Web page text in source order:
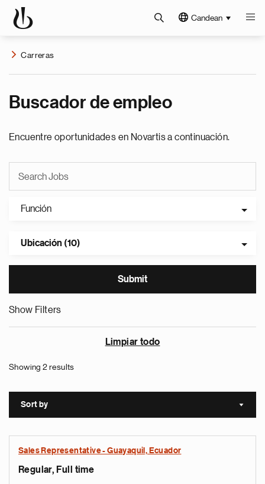
Candean
Carreras
Buscador de empleo
Encuentre oportunidades en Novartis a continuación.
Función
Ubicación (10)
Show Filters
Limpiar todo
Showing 2 results
Sort by Sort
Sales Representative - Guayaquil, Ecuador
Regular, Full time